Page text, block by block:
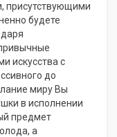
присутствующими
будете
искусства с
до
миру Вы
в исполнении
предмет
а